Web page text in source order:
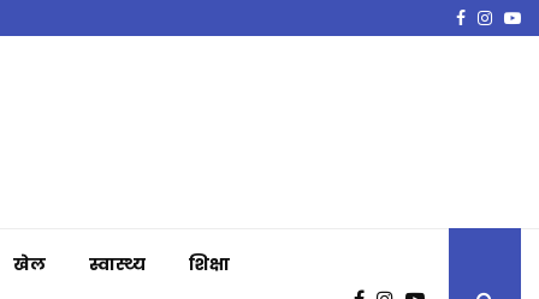
खेल स्वास्थ्य शिक्षा